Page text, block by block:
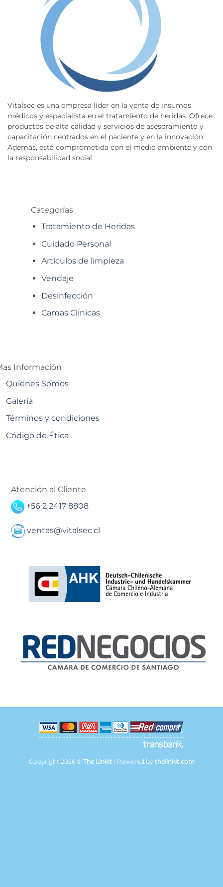
Vitalsec es una empresa líder en la venta de insumos
médicos y especialista en el tratamiento de heridas. Ofrece
productos de alta calidad y servicios de asesoramiento y
capacitación centrados en el paciente y en la innovación.
Además, está comprometida con el medio ambiente y con
la responsabilidad social.
Categorías
Tratamiento de Heridas
Cuidado Personal
Artículos de limpieza
Vendaje
Desinfección
Camas Clínicas
Información
Quiénes Somos
Galería
Términos y condiciones
Código de Ética
Atención al Cliente
+56 2 2417 8808
ventas@vitalsec.cl
Copyright 2026 © The Linkit| Powered by thelinkit.com